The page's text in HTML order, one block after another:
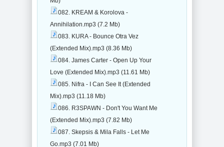
082. KREAM & Korolova -
Annihilation.mp3 (7.2 Mb)
083. KURA - Bounce Otra Vez
(Extended Mix).mp3 (8.36 Mb)
084. James Carter - Open Up Your
Love (Extended Mix).mp3 (11.61 Mb)
085. Nifra - I Can See It (Extended
Mix).mp3 (11.18 Mb)
086. R3SPAWN - Don't You Want Me
(Extended Mix).mp3 (7.82 Mb)
087. Skepsis & Mila Falls - Let Me
Go.mp3 (7.01 Mb)